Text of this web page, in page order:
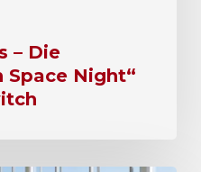
– Die
Space Night“